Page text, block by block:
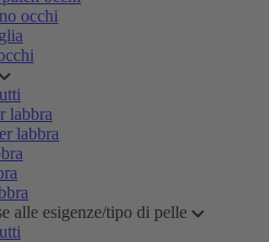
occhi
labbra
labbra
alle esigenze/tipo di pelle